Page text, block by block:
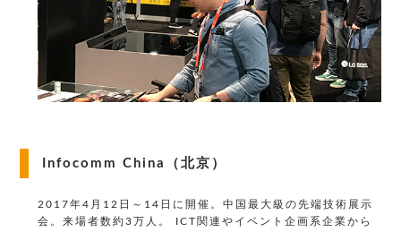
Infocomm China（北京）
2017年4月12日～14日に開催。中国最大級の先端技術展示
会。来場者数約3万人。
ICT関連やイベント企画系企業から